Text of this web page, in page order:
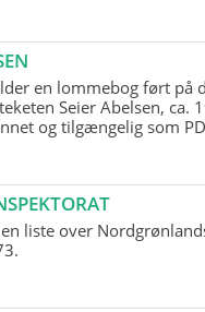
en lommebog ført på
Seier Abelsen, ca.
og tilgængelig som
liste over